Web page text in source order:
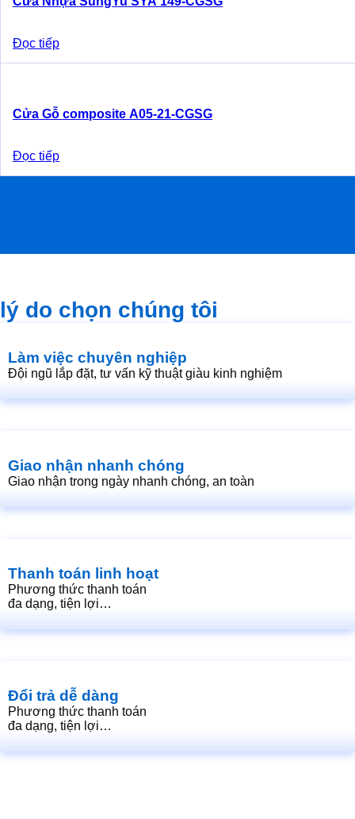
Đọc tiếp
Cửa Gỗ composite A05-21-CGSG
Đọc tiếp
lý do chọn chúng tôi
Làm việc chuyên nghiệp
Đội ngũ lắp đặt, tư vấn kỹ thuật giàu kinh nghiệm
Giao nhận nhanh chóng
Giao nhận trong ngày nhanh chóng, an toàn
Thanh toán linh hoạt
Phương thức thanh toán
đa dạng, tiện lợi…
Đổi trả dễ dàng
Phương thức thanh toán
đa dạng, tiện lợi…